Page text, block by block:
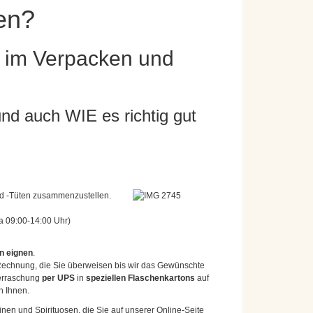
Verpacken und
auch WIE es richtig gut
-Tüten zusammenzustellen.
09:00-14:00 Uhr)
eignen.
die Sie überweisen bis wir das Gewünschte
per UPSin speziellen Flaschenkartons auf
Ihnen.
und Spirituosen, die Sie auf unserer Online-Seite